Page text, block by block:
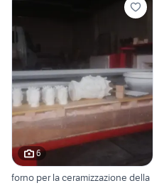
6
forno per la ceramizzazione della